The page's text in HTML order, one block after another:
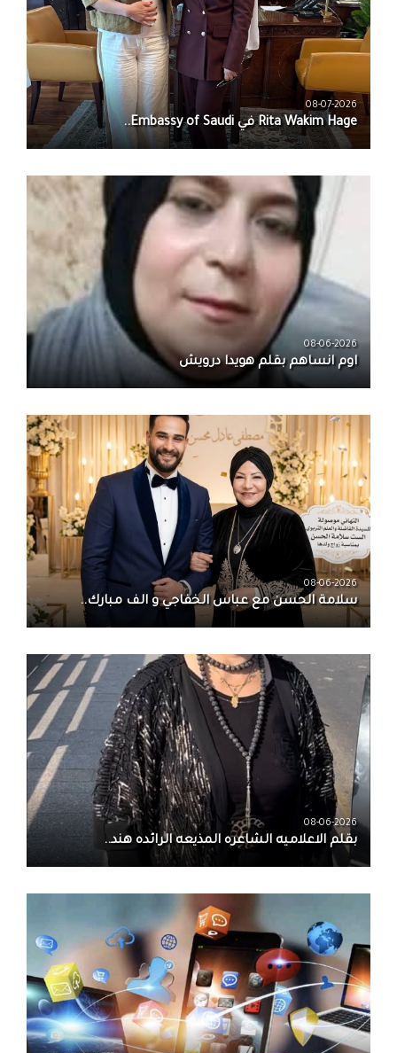
08-07-2026
08-06-2026
اوم انساهم بقلم هويدا درويش
08-06-2026
سلامة الحسن‏ مع ‏عباس الخفاجي‏ و‏ الف مبارك..
08-06-2026
بقلم الاعلاميه الشاعره المذيعه الرائده هند..